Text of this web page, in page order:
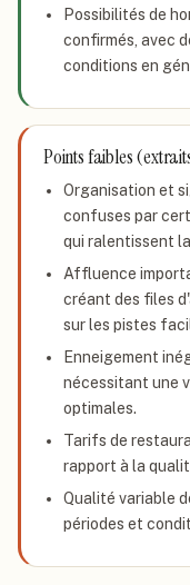
Possibilités de
confirmés, avec
conditions en
Points faibles
Organisation et
confuses par
qui ralentissent
Affluence
créant des files
sur les pistes
Enneigement
nécessitant une
optimales.
Tarifs de
rapport à la
Qualité variable
périodes et